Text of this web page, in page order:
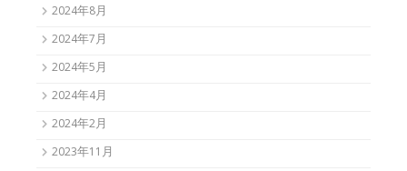
2024年8月
2024年7月
2024年5月
2024年4月
2024年2月
2023年11月